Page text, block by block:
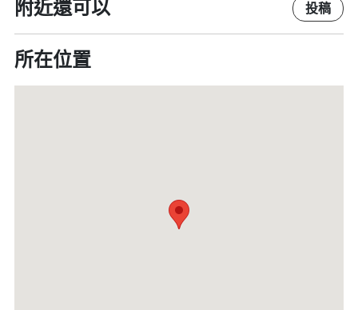
附近還可以 投稿
所在位置